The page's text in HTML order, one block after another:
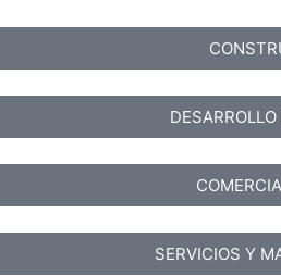
SERVICIOS Y